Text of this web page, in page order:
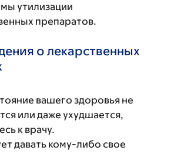
утилизации
препаратов.
о лекарственных
вашего здоровья не
или даже ухудшается,
к врачу.
давать кому-либо свое